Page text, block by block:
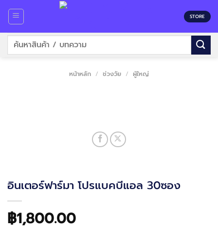
content
STORE
ค้นหา:
หน้าหลัก / ช่วงวัย / ผู้ใหญ่
อินเตอร์ฟาร์มา โปรแบคบีแอล 30ซอง
฿1,800.00